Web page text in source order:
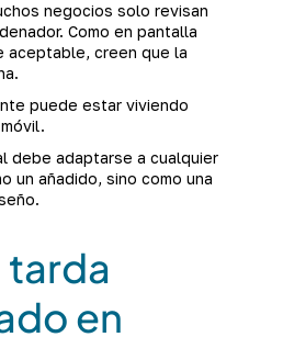
negocios solo revisan
Como en pantalla
aceptable, creen que la
puede estar viviendo
debe adaptarse a cualquier
un añadido, sino como una
tarda
en